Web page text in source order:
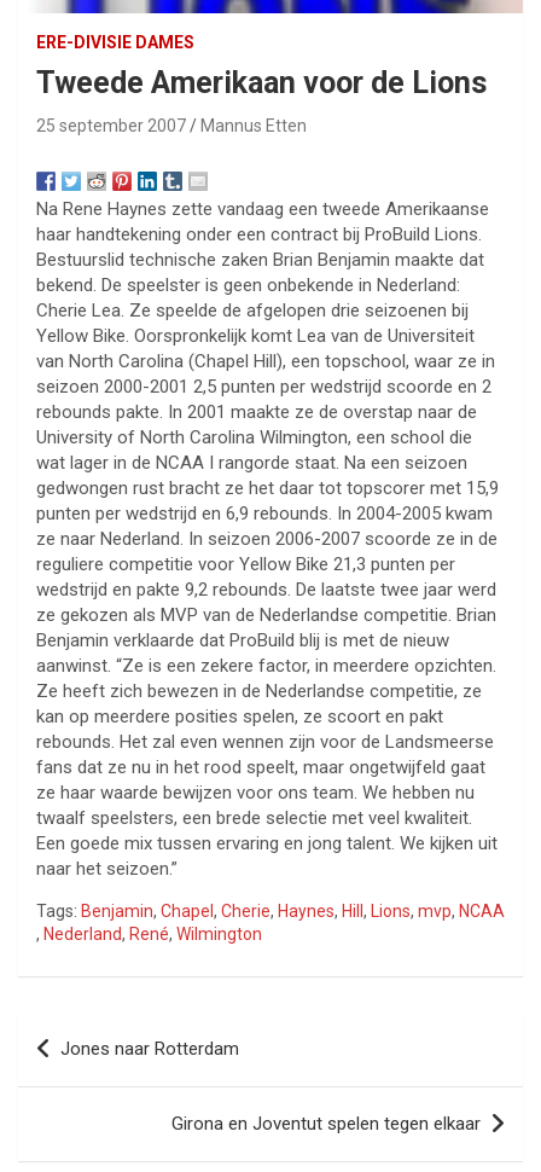
ERE-DIVISIE DAMES
Tweede Amerikaan voor de Lions
25 september 2007 Mannus Etten
Na Rene Haynes zette vandaag een tweede Amerikaanse
haar handtekening onder een contract bij ProBuild Lions.
Bestuurslid technische zaken Brian Benjamin maakte dat
bekend. De speelster is geen onbekende in Nederland:
Cherie Lea. Ze speelde de afgelopen drie seizoenen bij
Yellow Bike. Oorspronkelijk komt Lea van de Universiteit
van North Carolina (Chapel Hill), een topschool, waar ze in
seizoen 2000-2001 2,5 punten per wedstrijd scoorde en 2
rebounds pakte. In 2001 maakte ze de overstap naar de
University of North Carolina Wilmington, een school die
wat lager in de NCAA I rangorde staat. Na een seizoen
gedwongen rust bracht ze het daar tot topscorer met 15,9
punten per wedstrijd en 6,9 rebounds. In 2004-2005 kwam
ze naar Nederland. In seizoen 2006-2007 scoorde ze in de
reguliere competitie voor Yellow Bike 21,3 punten per
wedstrijd en pakte 9,2 rebounds. De laatste twee jaar werd
ze gekozen als MVP van de Nederlandse competitie. Brian
Benjamin verklaarde dat ProBuild blij is met de nieuw
aanwinst. “Ze is een zekere factor, in meerdere opzichten.
Ze heeft zich bewezen in de Nederlandse competitie, ze
kan op meerdere posities spelen, ze scoort en pakt
rebounds. Het zal even wennen zijn voor de Landsmeerse
fans dat ze nu in het rood speelt, maar ongetwijfeld gaat
ze haar waarde bewijzen voor ons team. We hebben nu
twaalf speelsters, een brede selectie met veel kwaliteit.
Een goede mix tussen ervaring en jong talent. We kijken uit
naar het seizoen.”
Tags: Benjamin, Chapel , Cherie, Haynes, Hill , Lions, mvp, NCAA
, Nederland, René, Wilmington
Bericht
navigatie
Jones naar Rotterdam
Girona en Joventut spelen tegen elkaar